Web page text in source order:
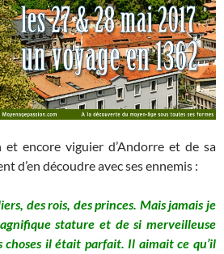
et encore viguier d’Andorre et de sa
d’en découdre avec ses ennemis :
des rois, des princes. Mais jamais je
stature et de si merveilleuse
choses il était parfait. Il aimait ce qu’il